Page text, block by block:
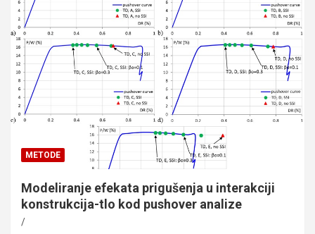
METODE
Modeliranje efekata prigušenja u interakciji
konstrukcija-tlo kod pushover analize